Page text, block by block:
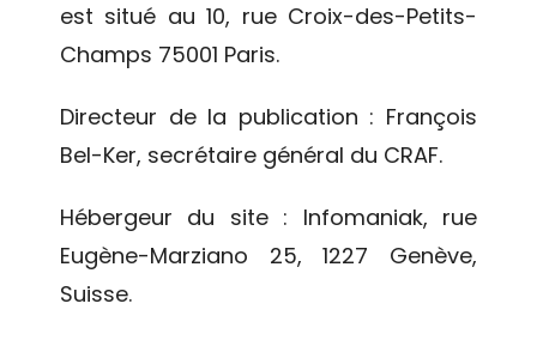
est situé au 10, rue Croix-des-Petits-
Champs 75001 Paris.
Directeur de la publication : François
Bel-Ker, secrétaire général du CRAF.
Hébergeur du site : Infomaniak, rue
Eugène-Marziano 25, 1227 Genève,
Suisse.